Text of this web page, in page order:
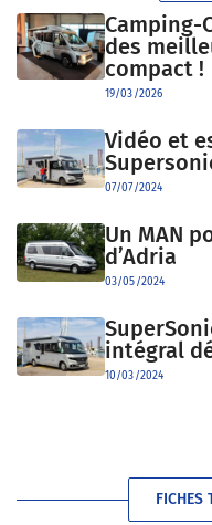
Camping-
des
compact !
19/03/2026
Vidéo et
07/07/2024
Un MAN
d’Adria
03/05/2024
intégral
10/03/2024
FICHES